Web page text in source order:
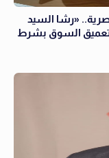
«رشا السيد
وتعميق السوق بشرط